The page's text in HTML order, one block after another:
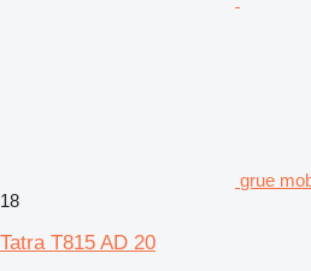
grue
18
Tatra T815 AD 20